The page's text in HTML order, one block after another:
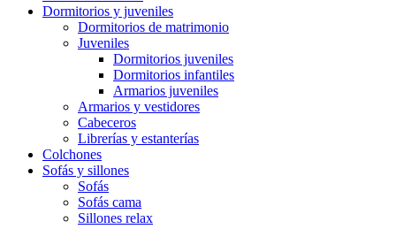
Dormitorios y juveniles
Dormitorios de matrimonio
Juveniles
Dormitorios juveniles
Dormitorios infantiles
Armarios juveniles
Armarios y vestidores
Cabeceros
Librerías y estanterías
Colchones
Sofás y sillones
Sofás
Sofás cama
Sillones relax